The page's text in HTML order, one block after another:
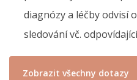
diagnózy a léčby odvisí
sledování vč.
Zobrazit všechny dotazy